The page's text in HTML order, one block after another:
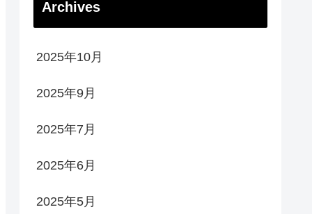
Archives
2025年10月
2025年9月
2025年7月
2025年6月
2025年5月